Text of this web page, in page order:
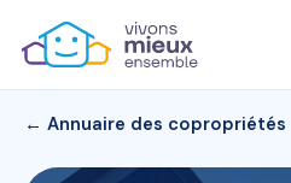
← Annuaire des copropriétés